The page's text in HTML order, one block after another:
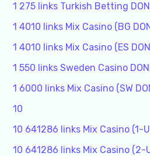
1 275 links Turkish Betting
1 4010 links Mix Casino (BG
1 4010 links Mix Casino (ES
1 550 links Sweden Casino
1 6000 links Mix Casino (SW
10
10 641286 links Mix Casino (1-
10 641286 links Mix Casino (2-